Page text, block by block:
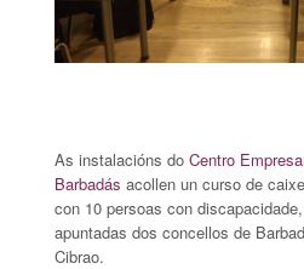
As instalacións do Centro
Barbadás acollen un curso de
con 10 persoas con
apuntadas dos concellos de
Cibrao.